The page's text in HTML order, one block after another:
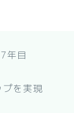
年目
を実現